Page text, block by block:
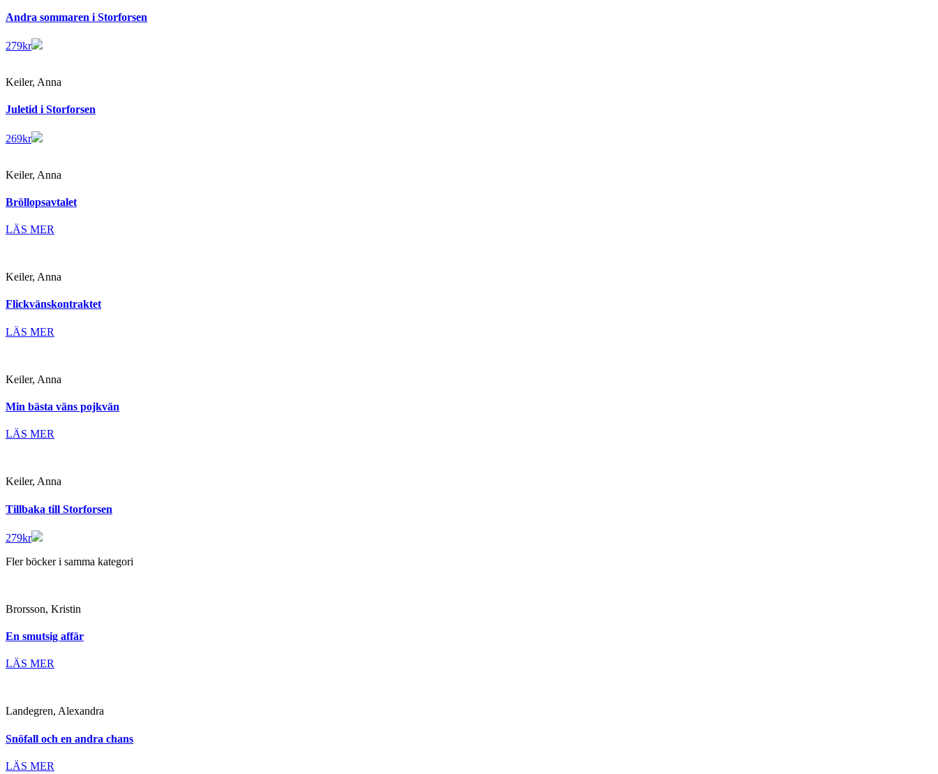
Andra sommaren i Storforsen
279kr
Keiler, Anna
Juletid i Storforsen
269kr
Keiler, Anna
Bröllopsavtalet
LÄS MER
Keiler, Anna
Flickvänskontraktet
LÄS MER
Keiler, Anna
Min bästa väns pojkvän
LÄS MER
Keiler, Anna
Tillbaka till Storforsen
279kr
Fler böcker i samma kategori
Brorsson, Kristin
En smutsig affär
LÄS MER
Landegren, Alexandra
Snöfall och en andra chans
LÄS MER